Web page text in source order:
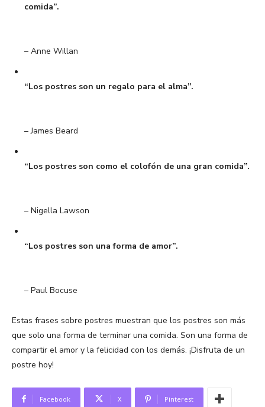
comida”.
– Anne Willan
“Los postres son un regalo para el alma”.
– James Beard
“Los postres son como el colofón de una gran comida”.
– Nigella Lawson
“Los postres son una forma de amor”.
– Paul Bocuse
Estas frases sobre postres muestran que los postres son más
que solo una forma de terminar una comida. Son una forma de
compartir el amor y la felicidad con los demás. ¡Disfruta de un
postre hoy!
Facebook X Pinterest